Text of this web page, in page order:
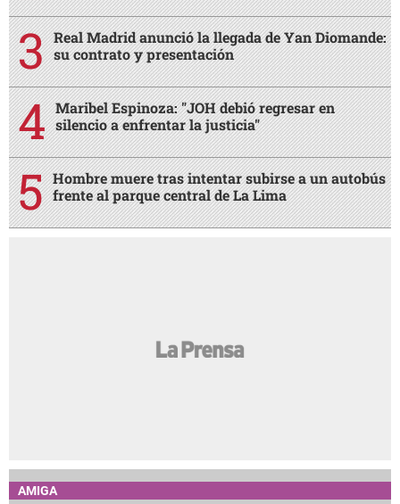
Real Madrid anunció la llegada de Yan Diomande:
su contrato y presentación
Maribel Espinoza: "JOH debió regresar en
silencio a enfrentar la justicia"
Hombre muere tras intentar subirse a un autobús
frente al parque central de La Lima
AMIGA